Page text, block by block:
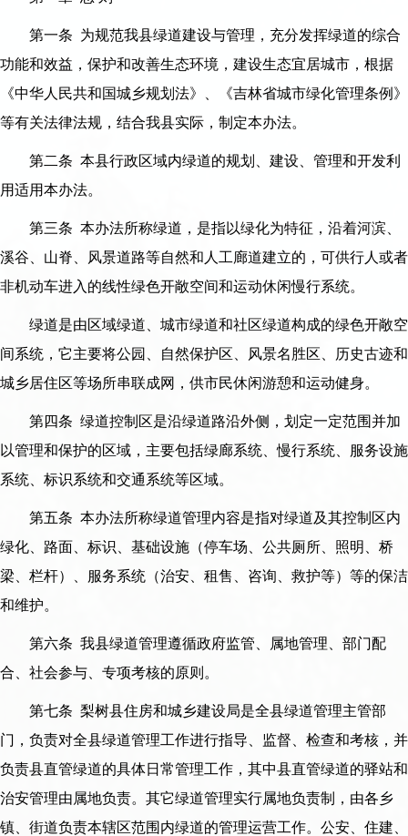
第一条 为规范我县绿道建设与管理，充分发挥绿道的综合
功能和效益，保护和改善生态环境，建设生态宜居城市，根据
《中华人民共和国城乡规划法》、《吉林省城市绿化管理条例》
等有关法律法规，结合我县实际，制定本办法。
第二条 本县行政区域内绿道的规划、建设、管理和开发利
用适用本办法。
第三条 本办法所称绿道，是指以绿化为特征，沿着河滨、
溪谷、山脊、风景道路等自然和人工廊道建立的，可供行人或者
非机动车进入的线性绿色开敞空间和运动休闲慢行系统。
绿道是由区域绿道、城市绿道和社区绿道构成的绿色开敞空
间系统，它主要将公园、自然保护区、风景名胜区、历史古迹和
城乡居住区等场所串联成网，供市民休闲游憩和运动健身。
第四条 绿道控制区是沿绿道路沿外侧，划定一定范围并加
以管理和保护的区域，主要包括绿廊系统、慢行系统、服务设施
系统、标识系统和交通系统等区域。
第五条 本办法所称绿道管理内容是指对绿道及其控制区内
绿化、路面、标识、基础设施（停车场、公共厕所、照明、桥
梁、栏杆）、服务系统（治安、租售、咨询、救护等）等的保洁
和维护。
第六条 我县绿道管理遵循政府监管、属地管理、部门配
合、社会参与、专项考核的原则。
第七条 梨树县住房和城乡建设局是全县绿道管理主管部
门，负责对全县绿道管理工作进行指导、监督、检查和考核，并
负责县直管绿道的具体日常管理工作，其中县直管绿道的驿站和
治安管理由属地负责。其它绿道管理实行属地负责制，由各乡
镇、街道负责本辖区范围内绿道的管理运营工作。公安、住建、